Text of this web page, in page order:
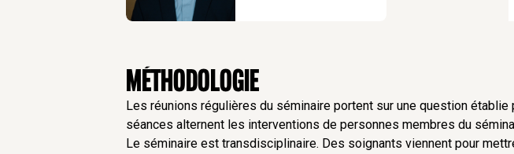
Comment intégrer le corps dans une vision intégrale de la
marchandisation ? Comment faire pour soutenir la primauté de
l’avoir ? Certaines pratiques très concrètes pour les soignants
qui va bien au-delà de la médecine : il ne s’agit rien de moins
la dignité intrinsèque de la personne humaine.
Méthodologie
Les réunions régulières du séminaire portent sur une question
séances alternent les interventions de personnes membres du
Le séminaire est transdisciplinaire. Des soignants viennent pour